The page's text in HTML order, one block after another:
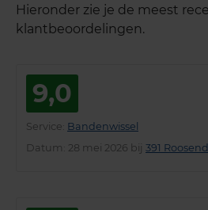
Hieronder zie je de meest
klantbeoordelingen.
9,0
Service Bandenwissel
Datum : 28 mei 2026 bij 391